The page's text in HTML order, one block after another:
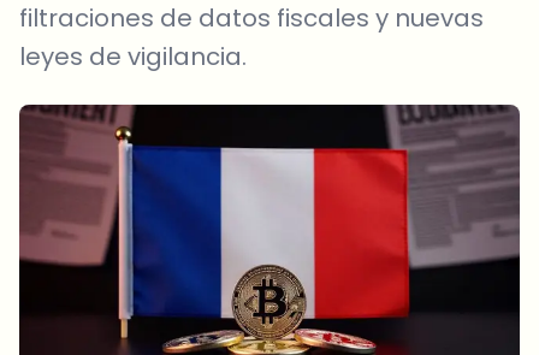
filtraciones de datos fiscales y nuevas
leyes de vigilancia.